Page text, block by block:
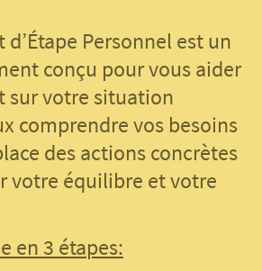
d’Étape Personnel est un
conçu pour vous aider
sur votre situation
comprendre vos besoins
des actions concrètes
votre équilibre et votre
en 3 étapes: